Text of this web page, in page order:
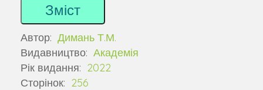
Зміст
Автор: Димань Т.М.
Видавництво: Академія
Рік видання: 2022
Сторінок: 256